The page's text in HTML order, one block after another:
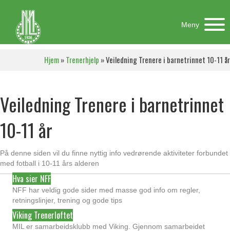
Meny
Hjem»Trenerhjelp »Veiledning Trenere i barnetrinnet 10-11 år
Veiledning Trenere i barnetrinnet
10-11 år
På denne siden vil du finne nyttig info vedrørende aktiviteter forbundet
med fotball i 10-11 års alderen
Hva sier NFF
NFF har veldig gode sider med masse god info om regler,
retningslinjer, trening og gode tips
Viking Trenerløftet
MIL er samarbeidsklubb med Viking. Gjennom samarbeidet